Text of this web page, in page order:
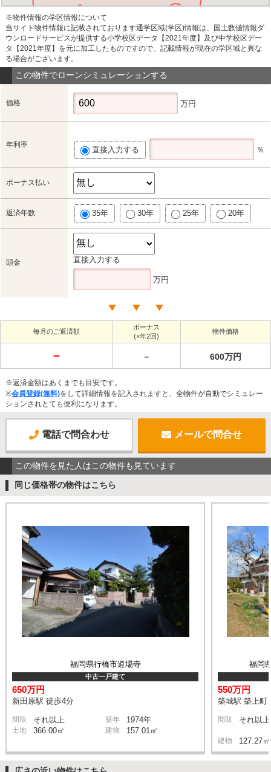
※物件情報の学区情報について
当サイト物件情報に記載されております通学区域(学区)情報は、国土数値情報ダ
ウンロードサービスが提供する小学校区データ【2021年度】及び中学校区デー
タ【2021年度】を元に加工したものですので、記載情報が現在の学区域と異な
る場合がございます。
この物件でローンシミュレーションする
価格 万円
年利率
直接入力する ％
ボーナス払い
返済年数 35年 30年 25年 20年
頭金 直接入力する
万円
毎月のご返済額
ボーナス
(×年2回)
物件価格
－ － 600万円
※返済金額はあくまでも目安です。
※会員登録(無料)をして詳細情報を記入されますと、全物件が自動でシミュレー
ションされとても便利になります。
電話で問合わせ メールで問合せ
この物件を見た人はこの物件も見ています
同じ価格帯の物件はこちら
福岡県行橋市道場寺
中古一戸建て
650万円
新田原駅 徒歩4分
間取 それ以上 築年 1974年
土地 366.00㎡ 建物 157.01㎡
福岡
550万円
築城駅 築上町
間取 それ以上
建物 127.27㎡